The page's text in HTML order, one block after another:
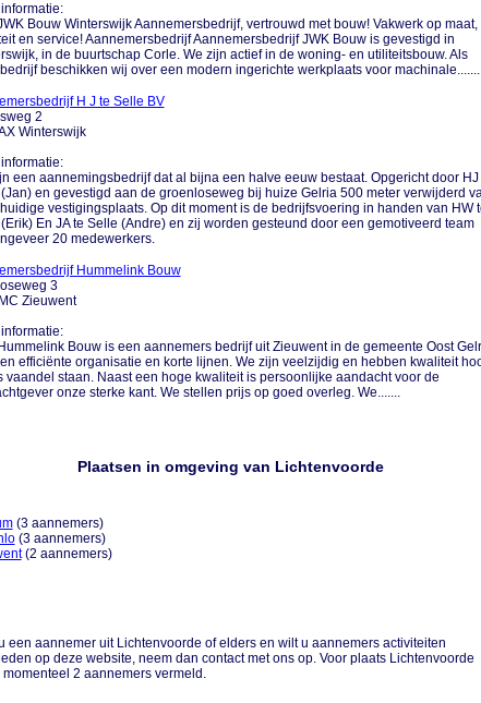
informatie:
Bouw Winterswijk Aannemersbedrijf, vertrouwd met bouw! Vakwerk op maat,
en service! Aannemersbedrijf Aannemersbedrijf JWK Bouw is gevestigd in
in de buurtschap Corle. We zijn actief in de woning- en utiliteitsbouw. Als
beschikken wij over een modern ingerichte werkplaats voor machinale.......
H J te Selle BV
2
Winterswijk
informatie:
een aannemingsbedrijf dat al bijna een halve eeuw bestaat. Opgericht door HJ
en gevestigd aan de groenloseweg bij huize Gelria 500 meter verwijderd
vestigingsplaats. Op dit moment is de bedrijfsvoering in handen van HW
En JA te Selle (Andre) en zij worden gesteund door een gemotiveerd team
20 medewerkers.
Hummelink Bouw
3
Zieuwent
informatie:
Bouw is een aannemers bedrijf uit Zieuwent in de gemeente Oost
efficiënte organisatie en korte lijnen. We zijn veelzijdig en hebben kwaliteit
vaandel staan. Naast een hoge kwaliteit is persoonlijke aandacht voor de
onze sterke kant. We stellen prijs op goed overleg. We.......
Plaatsen in omgeving van Lichtenvoorde
(3 aannemers)
(3 aannemers)
(2 aannemers)
een aannemer uit Lichtenvoorde of elders en wilt u aannemers activiteiten
op deze website, neem dan contact met ons op. Voor plaats Lichtenvoorde
momenteel 2 aannemers vermeld.